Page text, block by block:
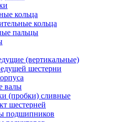
кольца
кольца
пальцы
(вертикальные)
шестерни
валы
(пробки) сливные
шестерней
подшипников